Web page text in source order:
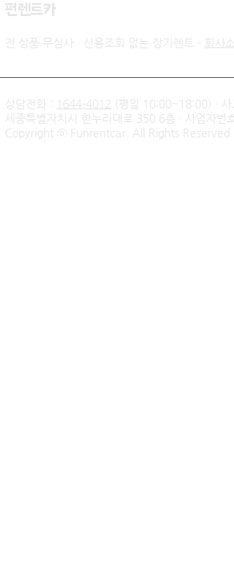
신불자 기아 쏘렌토 하이브리
드 무심사 장기렌트 출고후기
​펀렌트카
전 상품 무심사 · 신용조회 없는 장기렌트 - 회사
상담전화 : 1644-4012
(평일 10:00~18:00) ·
세종특별자치시 한누리대로 350 6층 · 사업자
Copyright ⓒ Funrentcar. All Rights Reserved.